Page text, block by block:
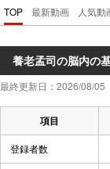
TOP 最新動画 人気動
養老孟司の脳内の
最終更新日：2026/08/05
項目
登録者数